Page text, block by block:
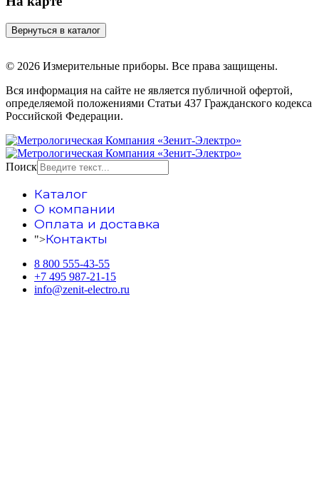
© 2026 Измерительные приборы. Все права защищены.
Вся информация на сайте не является публичной офертой,
определяемой положениями Статьи 437 Гражданского кодекса
Российской Федерации.
Поиск
Каталог
О компании
Оплата и доставка
">Контакты
8 800 555-43-55
+7 495 987-21-15
info@zenit-electro.ru